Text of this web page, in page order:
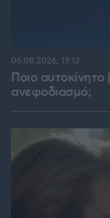
Ποιο αυτοκίνητο
ανεφοδιασμό;
06.08.2026, 19:12